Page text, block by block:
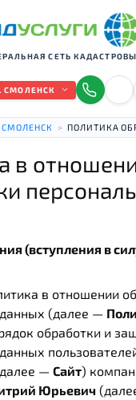
СЕТЬ
СМОЛЕНСК
СМОЛЕНСК > ПОЛИТИКА
в
(вступления в
в отношении
(далее —
обработки и
— Сайт)
Юрьевич